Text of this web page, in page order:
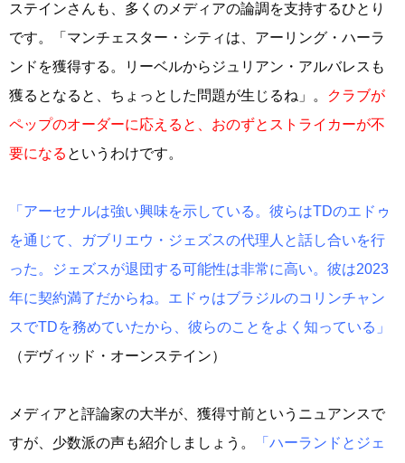
ステインさんも、多くのメディアの論調を支持するひとり
です。「マンチェスター・シティは、アーリング・ハーラ
ンドを獲得する。リーベルからジュリアン・アルバレスも
獲るとなると、ちょっとした問題が生じるね」。
クラブが
ペップのオーダーに応えると、おのずとストライカーが不
要になる というわけです。
「アーセナルは強い興味を示している。彼らはTDのエドゥ
を通じて、ガブリエウ・ジェズスの代理人と話し合いを行
った。ジェズスが退団する可能性は非常に高い。彼は2023
年に契約満了だからね。エドゥはブラジルのコリンチャン
スでTDを務めていたから、彼らのことをよく知っている」
（デヴィッド・オーンステイン）
メディアと評論家の大半が、獲得寸前というニュアンスで
すが、少数派の声も紹介しましょう。
「ハーランドとジェ